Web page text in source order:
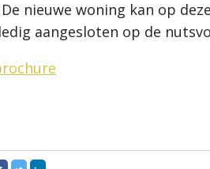
De nieuwe woning kan op
aangesloten op de